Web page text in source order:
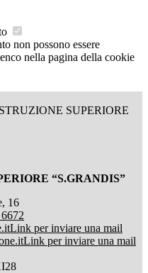
non possono essere
nella pagina della cookie
SUPERIORE
“S.GRANDIS”
16
Link per inviare una mail
Link per inviare una mail